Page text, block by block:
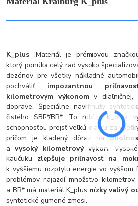
K_plus :Materiál je prémiovou
ktorý ponúka celý rad vysoko
dezénov pre všetky nákladné
pochváliť impozantnou
kilometrovým výkonom v diaľničnej,
doprave. Špeciálne navrhnutý
čistého SBR*/BR*. To robí z K_plus
schopnosťou prejsť veľkú diaľku za
pričom je kladený dôraz na
avysoký kilometrový výkon.
kaučuku zlepšuje priľnavosť na
k vyššiemu rozptylu energie vo vyššom
problémov najazdí množstvo
a BR* má materiál K_plus nízky valivý
syntetické gumené zmesi.